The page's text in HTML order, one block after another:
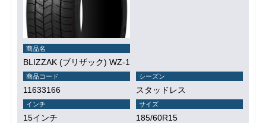
商品名
BLIZZAK (ブリザック) WZ-1
商品コード
11633166
シーズン
スタッドレス
インチ
15インチ
サイズ
185/60R15